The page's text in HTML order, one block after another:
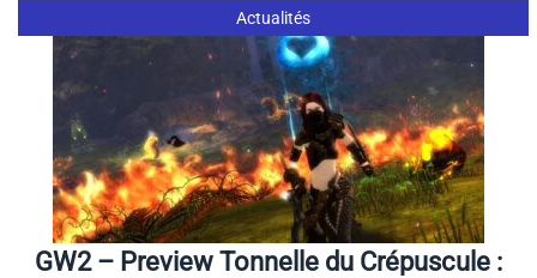
Actualités
GW2 – Preview Tonnelle du Crépuscule :